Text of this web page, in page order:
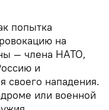
попытка
на
— члена НАТО,
и
своего нападения.
или военной